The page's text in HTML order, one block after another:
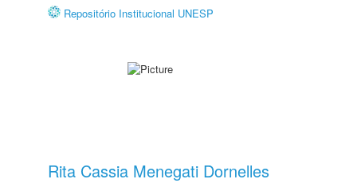
Repositório Institucional UNESP
Rita Cassia Menegati Dornelles